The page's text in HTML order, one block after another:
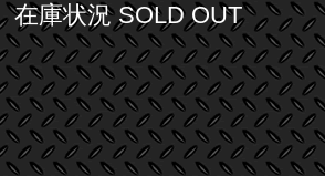
在庫状況 SOLD OUT